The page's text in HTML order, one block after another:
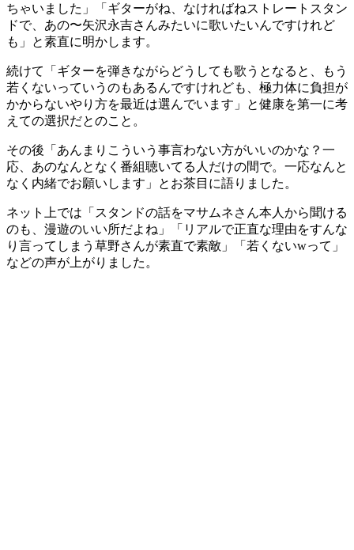
ちゃいました」「ギターがね、なければねストレートスタン
ドで、あの〜矢沢永吉さんみたいに歌いたいんですけれど
も」と素直に明かします。
続けて「ギターを弾きながらどうしても歌うとなると、もう
若くないっていうのもあるんですけれども、極力体に負担が
かからないやり方を最近は選んでいます」と健康を第一に考
えての選択だとのこと。
その後「あんまりこういう事言わない方がいいのかな？一
応、あのなんとなく番組聴いてる人だけの間で。一応なんと
なく内緒でお願いします」とお茶目に語りました。
ネット上では「スタンドの話をマサムネさん本人から聞ける
のも、漫遊のいい所だよね」「リアルで正直な理由をすんな
り言ってしまう草野さんが素直で素敵」「若くないwって」
などの声が上がりました。